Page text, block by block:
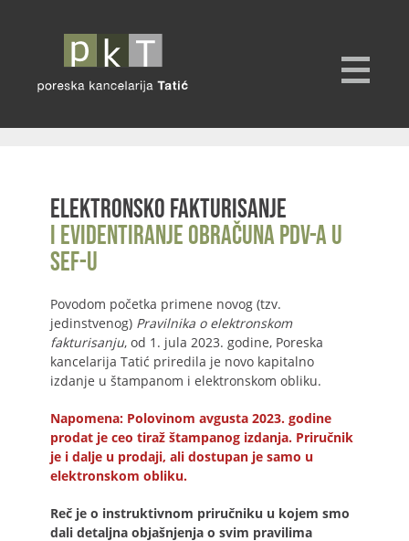
Elektronsko fakturisanje
i evidentiranje obračuna PDV-a u
SEF-u
Povodom početka primene novog (tzv.
jedinstvenog) Pravilnika o elektronskom
fakturisanju, od 1. jula 2023. godine, Poreska
kancelarija Tatić priredila je novo kapitalno
izdanje u štampanom i elektronskom obliku.
Napomena: Polovinom avgusta 2023. godine
prodat je ceo tiraž štampanog izdanja. Priručnik
je i dalje u prodaji, ali dostupan je samo u
elektronskom obliku.
Reč je o instruktivnom priručniku u kojem smo
dali detaljna objašnjenja o svim pravilima